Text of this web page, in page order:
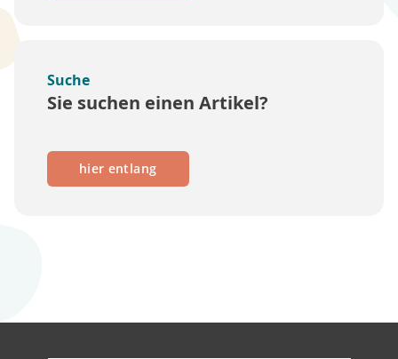
Suche
Sie suchen einen Artikel?
hier entlang